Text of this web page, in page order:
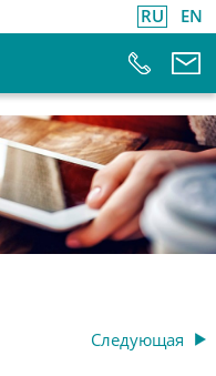
EN
RU
Следующая